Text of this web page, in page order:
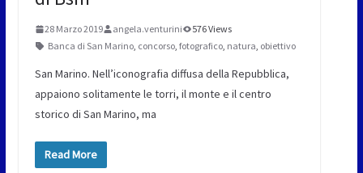
28 Marzo 2019 angela.venturini
576 Views
Banca di San Marino, concorso, fotografico, natura, obiettivo
San Marino. Nell’iconografia diffusa della Repubblica,
appaiono solitamente le torri, il monte e il centro
storico di San Marino, ma
Read More